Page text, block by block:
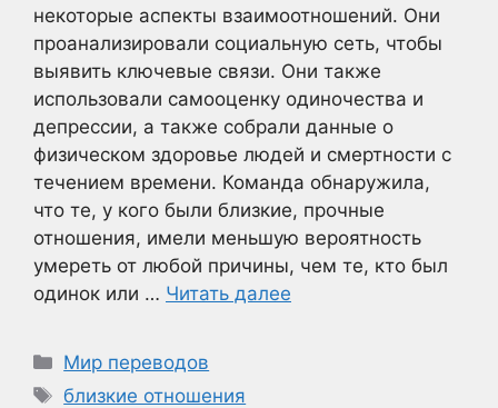
некоторые аспекты взаимоотношений. Они
проанализировали социальную сеть, чтобы
выявить ключевые связи. Они также
использовали самооценку одиночества и
депрессии, а также собрали данные о
физическом здоровье людей и смертности с
течением времени. Команда обнаружила,
что те, у кого были близкие, прочные
отношения, имели меньшую вероятность
умереть от любой причины, чем те, кто был
одинок или … Читать далее
Рубрики
Мир переводов
Метки
близкие отношения